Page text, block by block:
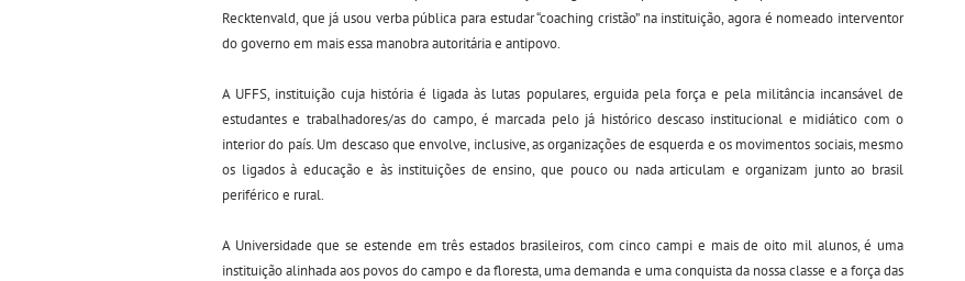
Recktenvald, que já usou verba pública para estudar “coaching cristão” na instituição, agora é nomeado interventor
do governo em mais essa manobra autoritária e antipovo.
A UFFS, instituição cuja história é ligada às lutas populares, erguida pela força e pela militância incansável de
estudantes e trabalhadores/as do campo, é marcada pelo já histórico descaso institucional e midiático com o
interior do país. Um descaso que envolve, inclusive, as organizações de esquerda e os movimentos sociais, mesmo
os ligados à educação e às instituições de ensino, que pouco ou nada articulam e organizam junto ao brasil
periférico e rural.
A Universidade que se estende em três estados brasileiros, com cinco campi e mais de oito mil alunos, é uma
instituição alinhada aos povos do campo e da floresta, uma demanda e uma conquista da nossa classe e a força das